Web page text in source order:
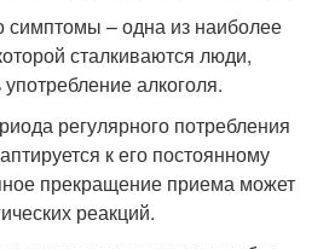
– одна из наиболее
сталкиваются люди,
алкоголя.
регулярного потребления
к его постоянному
прекращение приема может
реакций.